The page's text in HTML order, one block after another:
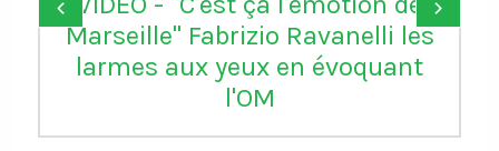
Marseille" Fabrizio Ravanelli les
larmes aux yeux en évoquant
l'OM